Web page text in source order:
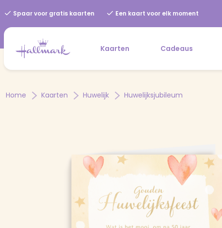
Spaar voor gratis kaarten Een kaart voor elk moment
Kaarten Cadeaus
Home Kaarten Huwelijk Huwelijksjubileum